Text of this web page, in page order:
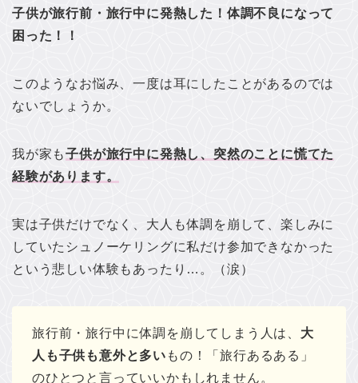
子供が旅行前・旅行中に発熱した！体調不良になって
困った！！
このようなお悩み、一度は耳にしたことがあるのでは
ないでしょうか。
我が家も子供が旅行中に発熱し、 突然のことに慌てた
経験があります。
実は子供だけでなく、大人も体調を崩して、楽しみに
していたシュノーケリングに私だけ参加できなかった
という悲しい体験もあったり…。（涙）
旅行前・旅行中に体調を崩してしまう人は、 大
人も子供も意外と多い もの！「旅行あるある」
のひとつと言っていいかもしれません。